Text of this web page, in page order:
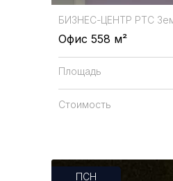
БИЗНЕС-ЦЕНТР РТС
Офис 558 м²
Площадь
Стоимость
ПСН